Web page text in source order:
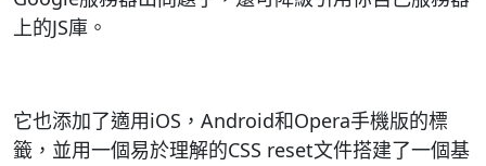
上的JS庫。
它也添加了適用iOS，Android和Opera手機版的標
籤，並用一個易於理解的CSS reset文件搭建了一個基